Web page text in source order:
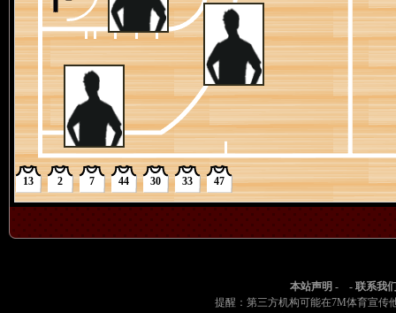
4节 05:30
[戴隆-夏普] 错失4英尺的勾手投篮
4节 05:57
[尼克-理查兹] 替换 [盖尔雄-亚布塞莱]
4节 05:57
[科林-塞克斯顿] 传球失误
4节 06:11
[丹尼-沃尔夫] 命中6英尺的抛投
4节 06:25
[马塔斯-布泽利斯] 命中24英尺的三分跳投 ([伊萨克-奥科罗
4节 06:44
[戴隆-夏普] 罚球 2投2中
4节 06:44
[篮网] 球队进攻篮板
4节 06:44
[戴隆-夏普] 罚球两罚中一
4节 06:44
[马塔斯-布泽利斯] 投篮犯规
4节 06:49
[安芬尼-西蒙斯] 传球失误 ([扎伊尔-威廉姆斯] 抢断)
[马塔斯-布泽利斯] 替换 [帕特里克-威廉姆斯]
13 2 7 44 30 33 47
本站声明 - - 联系我
提醒：第三方机构可能在7M体育宣传